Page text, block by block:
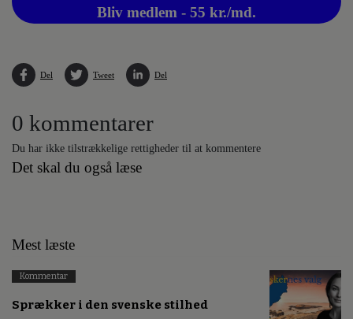
Bliv medlem - 55 kr./md.
Del Tweet Del
0 kommentarer
Du har ikke tilstrækkelige rettigheder til at kommentere
Det skal du også læse
Mest læste
Kommentar
Sprækker i den svenske stilhed